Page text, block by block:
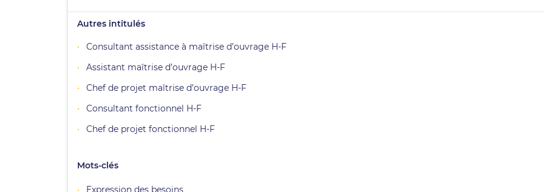
Autres intitulés
Consultant assistance à maîtrise d’ouvrage H-F
Assistant maîtrise d’ouvrage H-F
Chef de projet maîtrise d’ouvrage H-F
Consultant fonctionnel H-F
Chef de projet fonctionnel H-F
Mots-clés
Expression des besoins